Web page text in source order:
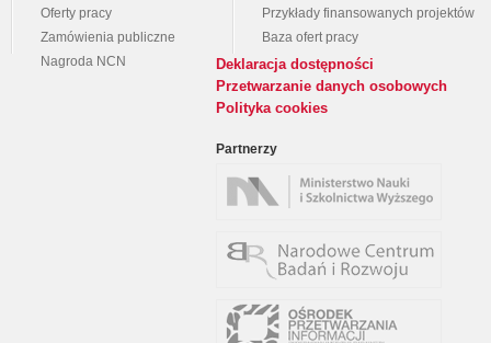
Oferty pracy
Zamówienia publiczne
Nagroda NCN
Przykłady finansowanych projektów
Baza ofert pracy
Deklaracja dostępności
Przetwarzanie danych osobowych
Polityka cookies
Partnerzy